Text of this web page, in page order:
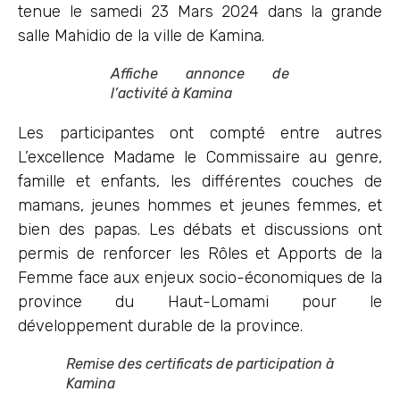
tenue le samedi 23 Mars 2024 dans la grande
salle Mahidio de la ville de Kamina.
Affiche annonce de
l’activité à Kamina
Les participantes ont compté entre autres
L’excellence Madame le Commissaire au genre,
famille et enfants, les différentes couches de
mamans, jeunes hommes et jeunes femmes, et
bien des papas. Les débats et discussions ont
permis de renforcer les Rôles et Apports de la
Femme face aux enjeux socio-économiques de la
province du Haut-Lomami pour le
développement durable de la province.
Remise des certificats de participation à
Kamina